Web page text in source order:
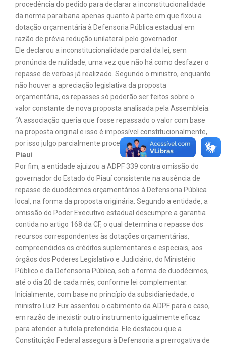
procedência do pedido para declarar a inconstitucionalidade
da norma paraibana apenas quanto à parte em que fixou a
dotação orçamentária à Defensoria Pública estadual em
razão de prévia redução unilateral pelo governador.
Ele declarou a inconstitucionalidade parcial da lei, sem
pronúncia de nulidade, uma vez que não há como desfazer o
repasse de verbas já realizado. Segundo o ministro, enquanto
não houver a apreciação legislativa da proposta
orçamentária, os repasses só poderão ser feitos sobre o
valor constante de nova proposta analisada pela Assembleia.
“A associação queria que fosse repassado o valor com base
na proposta original e isso é impossível constitucionalmente,
por isso julgo parcialmente procedente”, ressaltou.
Piauí
Por fim, a entidade ajuizou a ADPF 339 contra omissão do
governador do Estado do Piauí consistente na ausência de
repasse de duodécimos orçamentários à Defensoria Pública
local, na forma da proposta originária. Segundo a entidade, a
omissão do Poder Executivo estadual descumpre a garantia
contida no artigo 168 da CF, o qual determina o repasse dos
recursos correspondentes às dotações orçamentárias,
compreendidos os créditos suplementares e especiais, aos
órgãos dos Poderes Legislativo e Judiciário, do Ministério
Público e da Defensoria Pública, sob a forma de duodécimos,
até o dia 20 de cada mês, conforme lei complementar.
Inicialmente, com base no princípio da subsidiariedade, o
ministro Luiz Fux assentou o cabimento da ADPF para o caso,
em razão de inexistir outro instrumento igualmente eficaz
para atender a tutela pretendida. Ele destacou que a
Constituição Federal assegura à Defensoria a prerrogativa de